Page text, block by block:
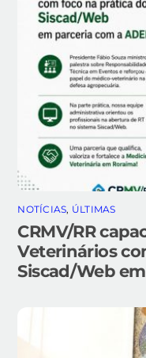
NOTÍCIAS, ÚLTIMAS
CRMV/RR
Veterinários
Siscad/Web